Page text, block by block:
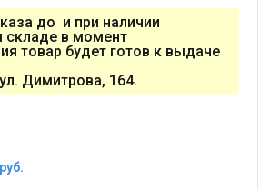
до и при наличии
складе в момент
товар будет готов к выдаче
Димитрова, 164.